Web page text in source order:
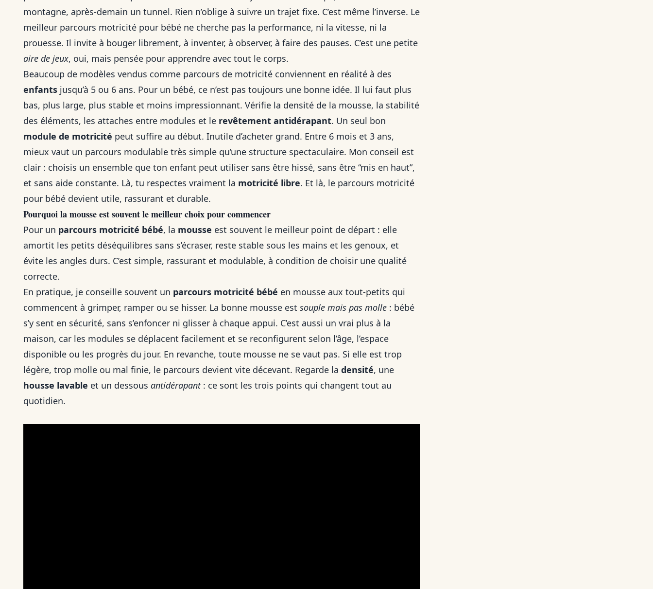
montagne, après-demain un tunnel. Rien n’oblige à suivre un trajet fixe. C’est même l’inverse. Le
meilleur parcours motricité pour bébé ne cherche pas la performance, ni la vitesse, ni la
prouesse. Il invite à bouger librement, à inventer, à observer, à faire des pauses. C’est une petite
aire de jeux, oui, mais pensée pour apprendre avec tout le corps.
Beaucoup de modèles vendus comme parcours de motricité conviennent en réalité à des
enfants jusqu’à 5 ou 6 ans. Pour un bébé, ce n’est pas toujours une bonne idée. Il lui faut plus
bas, plus large, plus stable et moins impressionnant. Vérifie la densité de la mousse, la stabilité
des éléments, les attaches entre modules et le revêtement antidérapant. Un seul bon
module de motricité peut suffire au début. Inutile d’acheter grand. Entre 6 mois et 3 ans,
mieux vaut un parcours modulable très simple qu’une structure spectaculaire. Mon conseil est
clair : choisis un ensemble que ton enfant peut utiliser sans être hissé, sans être “mis en haut”,
et sans aide constante. Là, tu respectes vraiment la motricité libre. Et là, le parcours motricité
pour bébé devient utile, rassurant et durable.
Pourquoi la mousse est souvent le meilleur choix pour commencer
Pour un parcours motricité bébé, la mousse est souvent le meilleur point de départ : elle
amortit les petits déséquilibres sans s’écraser, reste stable sous les mains et les genoux, et
évite les angles durs. C’est simple, rassurant et modulable, à condition de choisir une qualité
correcte.
En pratique, je conseille souvent un parcours motricité bébé en mousse aux tout-petits qui
commencent à grimper, ramper ou se hisser. La bonne mousse est souple mais pas molle : bébé
s’y sent en sécurité, sans s’enfoncer ni glisser à chaque appui. C’est aussi un vrai plus à la
maison, car les modules se déplacent facilement et se reconfigurent selon l’âge, l’espace
disponible ou les progrès du jour. En revanche, toute mousse ne se vaut pas. Si elle est trop
légère, trop molle ou mal finie, le parcours devient vite décevant. Regarde la densité, une
housse lavable et un dessous antidérapant: ce sont les trois points qui changent tout au
quotidien.